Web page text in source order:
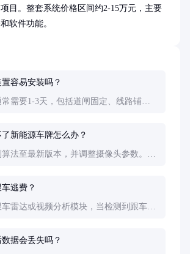
目。整套系统价格区间约2-15万元，主要
软件功能。
容易安装吗？
需要1-3天，包括道闸固定、线路铺
新能源车牌怎么办？
法至最新版本，并调整摄像头参数。优
逃费？
雷达或视频分析模块，当检测到跟车行
据会丢失吗？